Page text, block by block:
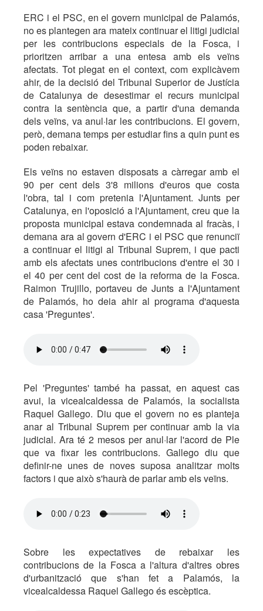
ERC i el PSC, en el govern municipal de Palamós,
no es plantegen ara mateix continuar el litigi judicial
per les contribucions especials de la Fosca, i
prioritzen arribar a una entesa amb els veïns
afectats. Tot plegat en el context, com explicàvem
ahir, de la decisió del Tribunal Superior de Justícia
de Catalunya de desestimar el recurs municipal
contra la sentència que, a partir d'una demanda
dels veïns, va anul·lar les contribucions. El govern,
però, demana temps per estudiar fins a quin punt es
poden rebaixar.
Els veïns no estaven disposats a càrregar amb el
90 per cent dels 3'8 milions d'euros que costa
l'obra, tal i com pretenia l'Ajuntament. Junts per
Catalunya, en l'oposició a l'Ajuntament, creu que la
proposta municipal estava condemnada al fracàs, i
demana ara al govern d'ERC i el PSC que renunciï
a continuar el litigi al Tribunal Suprem, i que pacti
amb els afectats unes contribucions d'entre el 30 i
el 40 per cent del cost de la reforma de la Fosca.
Raimon Trujillo, portaveu de Junts a l'Ajuntament
de Palamós, ho deia ahir al programa d'aquesta
casa 'Preguntes'.
Pel 'Preguntes' també ha passat, en aquest cas
avui, la vicealcaldessa de Palamós, la socialista
Raquel Gallego. Diu que el govern no es planteja
anar al Tribunal Suprem per continuar amb la via
judicial. Ara té 2 mesos per anul·lar l'acord de Ple
que va fixar les contribucions. Gallego diu que
definir-ne unes de noves suposa analitzar molts
factors i que això s'haurà de parlar amb els veïns.
Sobre les expectatives de rebaixar les
contribucions de la Fosca a l'altura d'altres obres
d'urbanització que s'han fet a Palamós, la
vicealcaldessa Raquel Gallego és escèptica.